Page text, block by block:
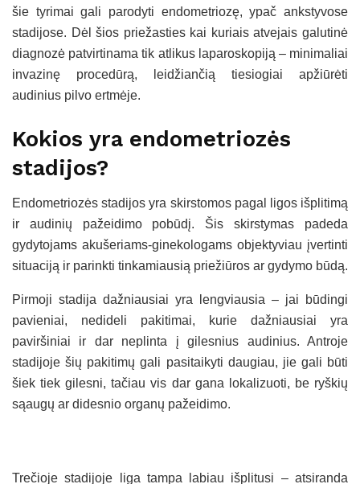
šie tyrimai gali parodyti endometriozę, ypač ankstyvose
stadijose. Dėl šios priežasties kai kuriais atvejais galutinė
diagnozė patvirtinama tik atlikus laparoskopiją – minimaliai
invazinę procedūrą, leidžiančią tiesiogiai apžiūrėti
audinius pilvo ertmėje.
Kokios yra endometriozės
stadijos?
Endometriozės stadijos yra skirstomos pagal ligos išplitimą
ir audinių pažeidimo pobūdį. Šis skirstymas padeda
gydytojams akušeriams-ginekologams objektyviau įvertinti
situaciją ir parinkti tinkamiausią priežiūros ar gydymo būdą.
Pirmoji stadija dažniausiai yra lengviausia – jai būdingi
pavieniai, nedideli pakitimai, kurie dažniausiai yra
paviršiniai ir dar neplinta į gilesnius audinius. Antroje
stadijoje šių pakitimų gali pasitaikyti daugiau, jie gali būti
šiek tiek gilesni, tačiau vis dar gana lokalizuoti, be ryškių
sąaugų ar didesnio organų pažeidimo.
Trečioje stadijoje liga tampa labiau išplitusi – atsiranda